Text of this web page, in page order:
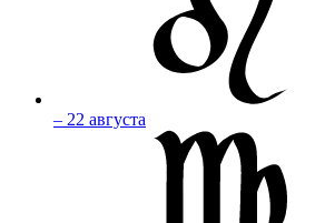
– 22 августа